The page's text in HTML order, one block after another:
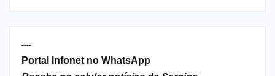
----
Portal Infonet no WhatsApp